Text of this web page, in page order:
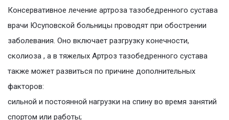
Консервативное лечение артроза тазобедренного сустава
врачи Юсуповской больницы проводят при обострении
заболевания. Оно включает разгрузку конечности,
сколиоза , а в тяжелых Артроз тазобедренного сустава
также может развиться по причине дополнительных
факторов:
сильной и постоянной нагрузки на спину во время занятий
спортом или работы;